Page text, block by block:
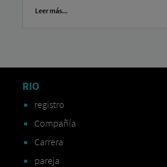
Leer más...
RIO
registro
Compañía
Carrera
pareja